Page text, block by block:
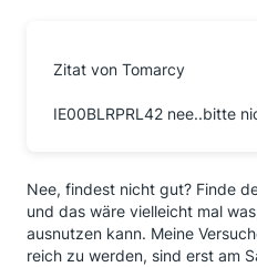
Zitat von Tomarcy
IE00BLRPRL42 nee..bitte
Nee, findest nicht gut? Finde
und das wäre vielleicht mal
ausnutzen kann. Meine
reich zu werden, sind erst am